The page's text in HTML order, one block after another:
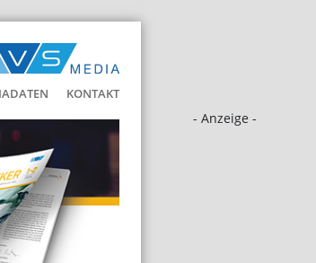
KONTAKT
- Anzeige -